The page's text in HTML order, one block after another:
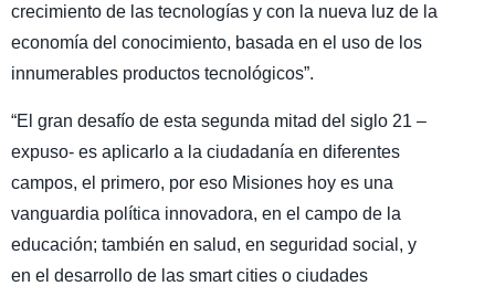
crecimiento de las tecnologías y con la nueva luz de la
economía del conocimiento, basada en el uso de los
innumerables productos tecnológicos”.
“El gran desafío de esta segunda mitad del siglo 21 –
expuso- es aplicarlo a la ciudadanía en diferentes
campos, el primero, por eso Misiones hoy es una
vanguardia política innovadora, en el campo de la
educación; también en salud, en seguridad social, y
en el desarrollo de las smart cities o ciudades